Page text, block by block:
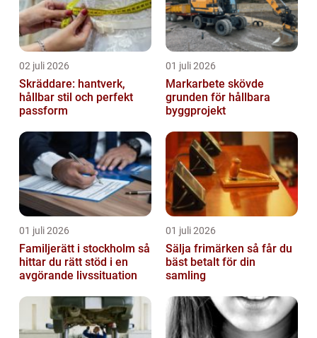
02 juli 2026
Skräddare: hantverk,
hållbar stil och perfekt
passform
01 juli 2026
Markarbete skövde
grunden för hållbara
byggprojekt
01 juli 2026
Familjerätt i stockholm så
hittar du rätt stöd i en
avgörande livssituation
01 juli 2026
Sälja frimärken så får du
bäst betalt för din
samling